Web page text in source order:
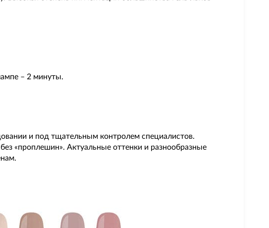
– 2 минуты.
и под тщательным контролем специалистов.
«проплешин». Актуальные оттенки и разнообразные